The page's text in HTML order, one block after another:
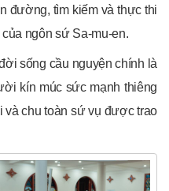
đường, tìm kiếm và thực thi
ngôn sứ Sa-mu-en.
sống cầu nguyện chính là
kín múc sức mạnh thiêng
và chu toàn sứ vụ được trao